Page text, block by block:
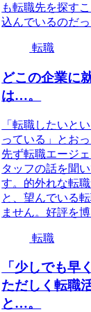
も転職先を探す
込んでいるのだ
転職
どこの企業に
は…。
「転職したいと
っている」とお
先ず転職エージ
タッフの話を聞
す。的外れな転
と、望んでいる
ません。好評を
転職
「少しでも早
ただしく転職
と…。